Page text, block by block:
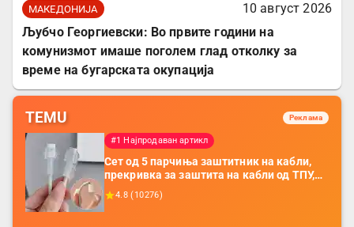
МАКЕДОНИЈА
10 август 2026
Љубчо Георгиевски: Во првите години на
комунизмот имаше поголем глад отколку за
време на бугарската окупација
TEMU Реклама
#1 Најпродаван артикл
Сет од 5 парчиња заштитник на кабли,
прекривка за заштита на кабли од ТПУ,
додатоци за заштита на кабли, без
батерија, за мобилни телефони, комплет
4.8 ( 10276)